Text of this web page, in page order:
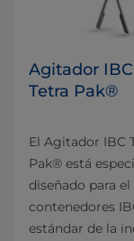
Agitador IBC
Tetra Pak®
El Agitador IBC
Pak® está
diseñado para
contenedores
estándar de la